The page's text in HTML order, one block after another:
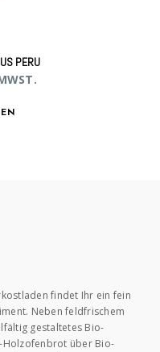
PERU
findet Ihr ein fein
Neben feldfrischem
gestaltetes Bio-
Holzofenbrot über Bio-